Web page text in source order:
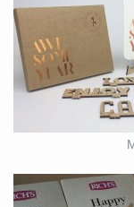
MẪU THIẾT
TẾT